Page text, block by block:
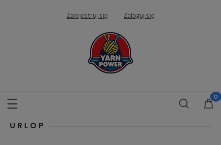
Zarejestruj się Zaloguj się
URLOP